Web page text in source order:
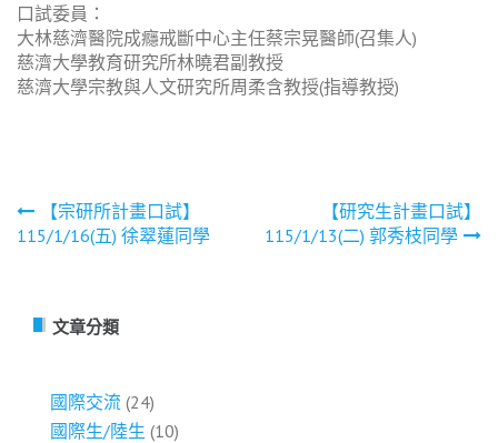
口試委員：
大林慈濟醫院成癮戒斷中心主任蔡宗晃醫師(召集人)
慈濟大學教育研究所林曉君副教授
慈濟大學宗教與人文研究所周柔含教授(指導教授)
文
章
覽
【宗研所計畫口試】
115/1/16(五) 徐翠蓮同學
【研究生計畫口試】
115/1/13(二) 郭秀枝同學
文章分類
國際交流 (24)
國際生/陸生 (10)